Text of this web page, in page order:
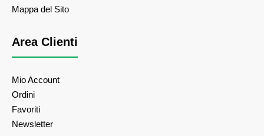
Mappa del Sito
Area Clienti
Mio Account
Ordini
Favoriti
Newsletter